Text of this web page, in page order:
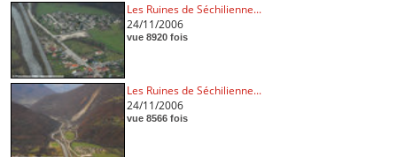
Les Ruines de Séchilienne...
24/11/2006
vue 8920 fois
Les Ruines de Séchilienne...
24/11/2006
vue 8566 fois